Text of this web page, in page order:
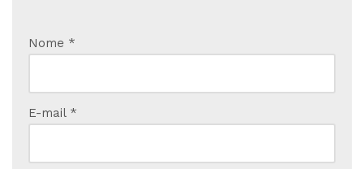
Nome *
E-mail *